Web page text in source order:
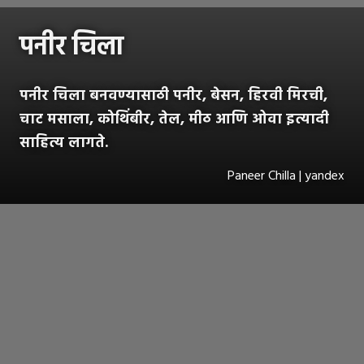
पनीर चिला
पनीर चिला बनवण्यासाठी पनीर, बेसन, हिरवी मिरची,
चाट मसाला, कोथिंबीर, तेल, मीठ आणि ओवा इत्यादी
साहित्य लागते.
Paneer Chilla | yandex